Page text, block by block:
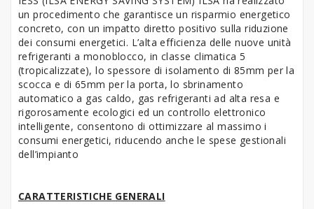
un procedimento che garantisce un risparmio energetico
concreto, con un impatto diretto positivo sulla riduzione
dei consumi energetici. L’alta efficienza delle nuove unità
refrigeranti a monoblocco, in classe climatica 5
(tropicalizzate), lo spessore di isolamento di 85mm per la
scocca e di 65mm per la porta, lo sbrinamento
automatico a gas caldo, gas refrigeranti ad alta resa e
rigorosamente ecologici ed un controllo elettronico
intelligente, consentono di ottimizzare al massimo i
consumi energetici, riducendo anche le spese gestionali
dell’impianto
CARATTERISTICHE GENERALI